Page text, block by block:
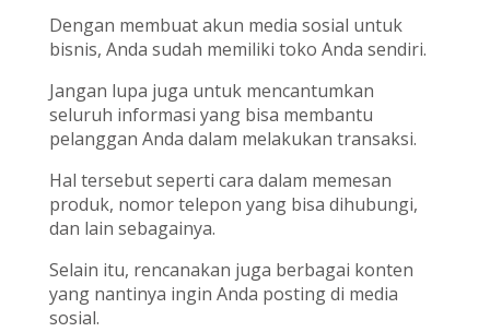
Dengan membuat akun media sosial untuk
bisnis, Anda sudah memiliki toko Anda sendiri.
Jangan lupa juga untuk mencantumkan
seluruh informasi yang bisa membantu
pelanggan Anda dalam melakukan transaksi.
Hal tersebut seperti cara dalam memesan
produk, nomor telepon yang bisa dihubungi,
dan lain sebagainya.
Selain itu, rencanakan juga berbagai konten
yang nantinya ingin Anda posting di media
sosial.